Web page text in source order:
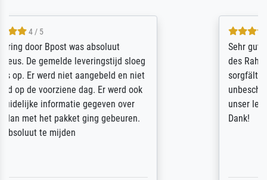
Sehr gute Qualität des Leinwanddrucks und
des Rahmens! Unser Bild wurde sehr
sorgfältig und sicher verpackt, so dass es
unbeschadet bei uns ankam. Es wird nicht
unser letzter Meisterdruck sein. Vielen
Dank!